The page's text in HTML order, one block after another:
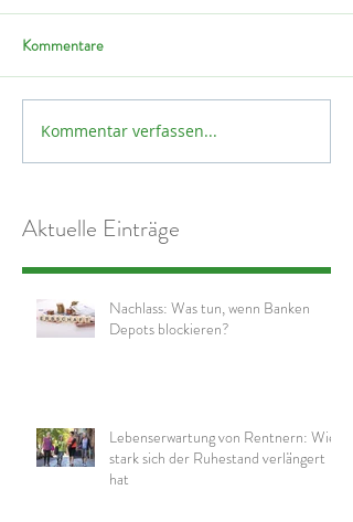
Kommentare
Kommentar verfassen...
Aktuelle Einträge
Nachlass: Was tun, wenn Banken
Depots blockieren?
Lebenserwartung von Rentnern: Wie
stark sich der Ruhestand verlängert
hat